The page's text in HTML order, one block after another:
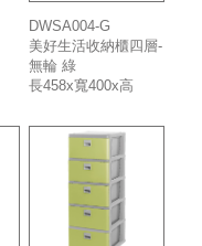
DWSA004-G
美好生活收納櫃四層-
無輪 綠
長458x寬400x高